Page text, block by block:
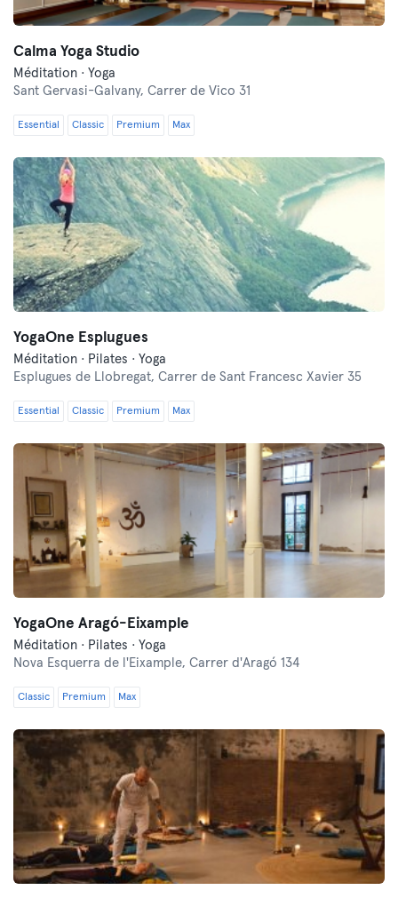
Calma Yoga Studio
Méditation · Yoga
Sant Gervasi-Galvany, Carrer de Vico 31
Essential Classic Premium Max
YogaOne Esplugues
Méditation · Pilates · Yoga
Esplugues de Llobregat, Carrer de Sant Francesc Xavier 35
Essential Classic Premium Max
YogaOne Aragó-Eixample
Méditation · Pilates · Yoga
Nova Esquerra de l'Eixample, Carrer d'Aragó 134
Classic Premium Max